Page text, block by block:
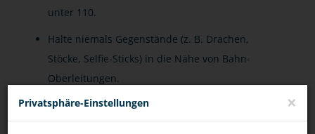
unter 110.
Halte niemals Gegenstände (z. B. Drachen,
Stöcke, Selfie-Sticks) in die Nähe von Bahn-
Oberleitungen.
Lasse niemals Drohnen oder ferngesteuerte
Privatsphäre-Einstellungen ×